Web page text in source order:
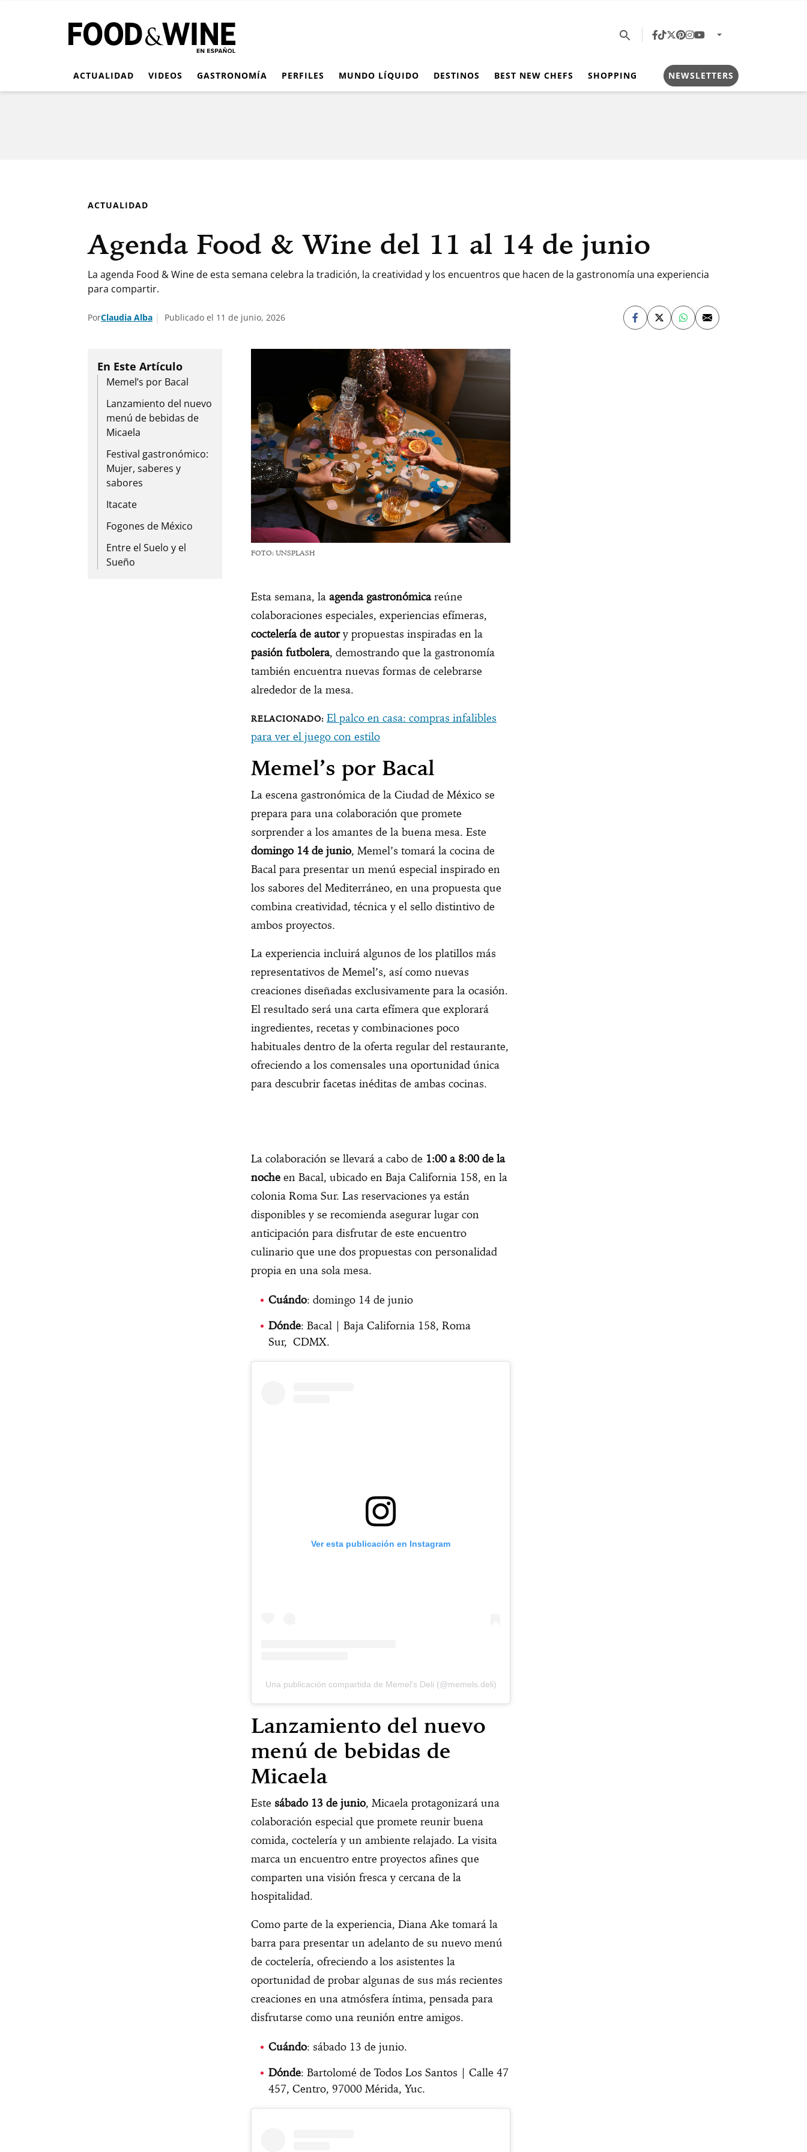
ACTUALIDAD VIDEOS GASTRONOMÍA PERFILES MUNDO LÍQUIDO DESTINOS BEST NEW CHEFS SHOPPING NEWSLETTERS
ACTUALIDAD
Agenda Food & Wine del 11 al 14 de junio
La agenda Food & Wine de esta semana celebra la tradición, la creatividad y los encuentros que hacen de la gastronomía una experiencia
para compartir.
PorClaudia Alba Publicado el 11 de junio, 2026
Memel’s por Bacal
Lanzamiento del nuevo
menú de bebidas de
Micaela
Festival gastronómico:
Mujer, saberes y
sabores
Itacate
Fogones de México
Entre el Suelo y el
Sueño
FOTO: UNSPLASH
Esta semana, la agenda gastronómicareúne
colaboraciones especiales, experiencias efímeras,
coctelería de autory propuestas inspiradas en la
pasión futbolera, demostrando que la gastronomía
también encuentra nuevas formas de celebrarse
alrededor de la mesa.
El palco en casa: compras infalibles
para ver el juego con estilo
Memel’s por Bacal
La escena gastronómica de la Ciudad de México se
prepara para una colaboración que promete
sorprender a los amantes de la buena mesa. Este
domingo 14 de junio, Memel’s tomará la cocina de
Bacal para presentar un menú especial inspirado en
los sabores del Mediterráneo, en una propuesta que
combina creatividad, técnica y el sello distintivo de
ambos proyectos.
La experiencia incluirá algunos de los platillos más
representativos de Memel’s, así como nuevas
creaciones diseñadas exclusivamente para la ocasión.
El resultado será una carta efímera que explorará
ingredientes, recetas y combinaciones poco
habituales dentro de la oferta regular del restaurante,
ofreciendo a los comensales una oportunidad única
para descubrir facetas inéditas de ambas cocinas.
La colaboración se llevará a cabo de 1:00 a 8:00 de la
noche en Bacal, ubicado en Baja California 158, en la
colonia Roma Sur. Las reservaciones ya están
disponibles y se recomienda asegurar lugar con
anticipación para disfrutar de este encuentro
culinario que une dos propuestas con personalidad
propia en una sola mesa.
Cuándo: domingo 14 de junio
Dónde: Bacal | Baja California 158, Roma
Sur, CDMX.
Ver esta publicación en Instagram
Una publicación compartida de Memel’s Deli (@memels.deli)
Lanzamiento del nuevo
menú de bebidas de
Micaela
Este sábado 13 de junio, Micaela protagonizará una
colaboración especial que promete reunir buena
comida, coctelería y un ambiente relajado. La visita
marca un encuentro entre proyectos afines que
comparten una visión fresca y cercana de la
hospitalidad.
Como parte de la experiencia, Diana Ake tomará la
barra para presentar un adelanto de su nuevo menú
de coctelería, ofreciendo a los asistentes la
oportunidad de probar algunas de sus más recientes
creaciones en una atmósfera íntima, pensada para
disfrutarse como una reunión entre amigos.
Cuándo: sábado 13 de junio.
Dónde: Bartolomé de Todos Los Santos | Calle 47
457, Centro, 97000 Mérida, Yuc.